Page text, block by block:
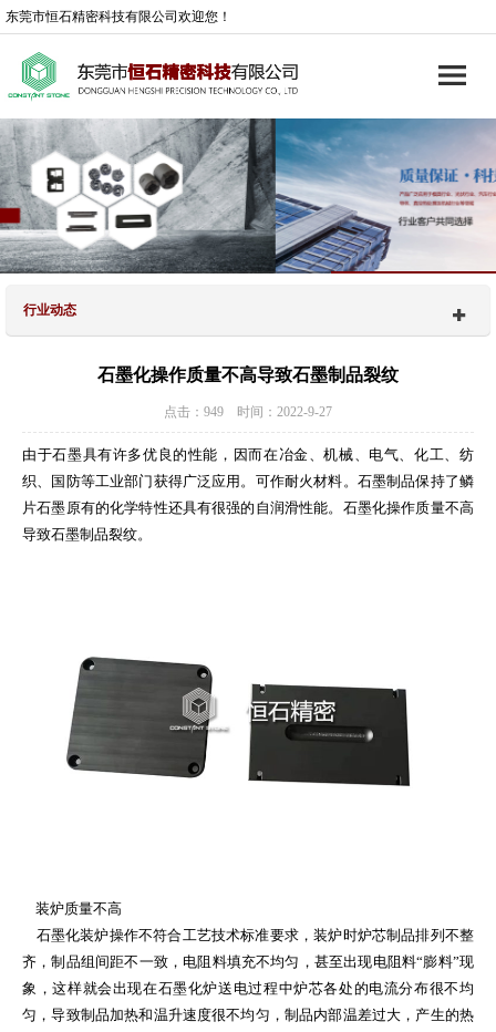
东莞市恒石精密科技有限公司欢迎您！
行业动态
石墨化操作质量不高导致石墨制品裂纹
点击：949 时间：2022-9-27
由于石墨具有许多优良的性能，因而在冶金、机械、电气、化工、纺
织、国防等工业部门获得广泛应用。可作耐火材料。石墨制品保持了鳞
片石墨原有的化学特性还具有很强的自润滑性能。石墨化操作质量不高
导致石墨制品裂纹。
装炉质量不高
石墨化装炉操作不符合工艺技术标准要求，装炉时炉芯制品排列不整
齐，制品组间距不一致，电阻料填充不均匀，甚至出现电阻料“膨料”现
象，这样就会出现在石墨化炉送电过程中炉芯各处的电流分布很不均
匀，导致制品加热和温升速度很不均匀，制品内部温差过大，产生的热